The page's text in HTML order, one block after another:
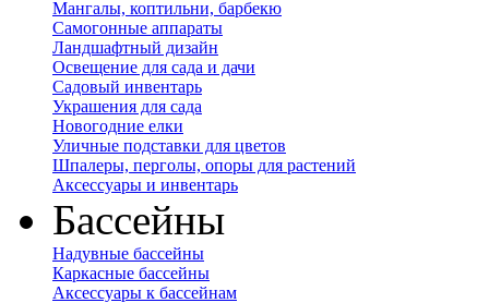
Мангалы, коптильни, барбекю
Самогонные аппараты
Ландшафтный дизайн
Освещение для сада и дачи
Садовый инвентарь
Украшения для сада
Новогодние елки
Уличные подставки для цветов
Шпалеры, перголы, опоры для растений
Аксессуары и инвентарь
Бассейны
Надувные бассейны
Каркасные бассейны
Аксессуары к бассейнам